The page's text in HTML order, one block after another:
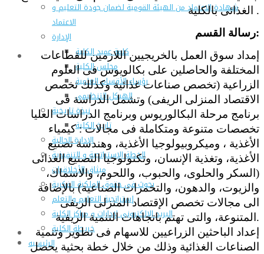
شهادة الاعتماد من الهيئة القومية لضمان جودة التعليم و
الاعتماد
الإدارة
كلمة عميد الكلية
مجلس الكلية
رؤساء الأقسام العلمية
الهيكل التنظيمى
نبذة تاريخية
تاريخ الكلية
الإدارة الحالية
الخطة الإستراتجية و التنفيذية
ميثاق الأخلاقيات
بحوث فى حقوق الملكية الفكرية
إستراتجية التعليم والتعلم
البريد الإلكترونى لإدارات و مراكز الكلية
خريطة الكلية
الرئيسيه
الغذائى بالكلية .
رسالة القسم:
إمداد سوق العمل بالخريجيين اللازمين للقطاعات
المختلفة والحاصلين على بكالويوس فى العلوم
الزراعية (تخصص صناعات غذائية وكذلك تخصص
الاقتصاد المنزلى الريفى) وتشمل الدراسة فى
برنامج مرحلة البكالوريوس وبرنامج الدراسات العليا
تخصصات متنوعة ومتكاملة فى مجالات : كيمياء
الأغذية ، وميكروبيولوجيا الأغذية، وهندسة تصنيع
الأغذية، وتغذية الإنسان، وتكنولوجيا التصنيع الغذائى
(السكر والحلوى، والحبوب، واللحوم، والاسماك،
والزيوت، والدهون، والتخمرات الصناعية) بالإضافة
الى مجالات تخصص الإقتصاد المنزلى الريفى
المتنوعة، والتى تهتم باتجاهات التنمية الريفية.
إعداد الباحثين الزراعيين للاسهام فى تطوير وتنمية
الصناعات الغذائية وذلك من خلال خطة بحثية يحصل